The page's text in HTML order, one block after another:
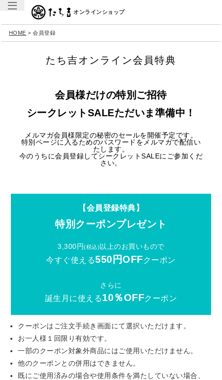
オンラインショップ
HOME 会員登録
たち吉オンライン会員特典
会員様だけの特別ご招待
シークレットSALEただいま準備中！
メルマガ会員様限定の秘密のセールを開催予定です。
特別ページに入るためのパスワードをメルマガで配信い
たします。
今のうちに会員登録してシークレットSALEにご参加くだ
さい。
【会員登録特典】
特別クーポンプレゼント
3,300円(税込) 以上のお買いもので
今すぐ使える550円OFFクーポン
さらに
誕生月に使える10％OFFクーポン
クーポンはご注文手続き画面にて選択いただけます。
お一人様１回限り有効です。
一部のクーポン対象外商品にはご使用いただけません。
他のクーポンとの併用はできません。
既にご使用済みの場合や使用条件を満たしていない場合、